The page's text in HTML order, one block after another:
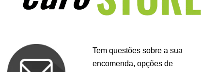
Tem questões sobre a sua
encomenda, opções de